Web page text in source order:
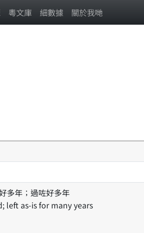
粵文庫 細數據 關於我哋
多年；過咗好多年
left as-is for many years